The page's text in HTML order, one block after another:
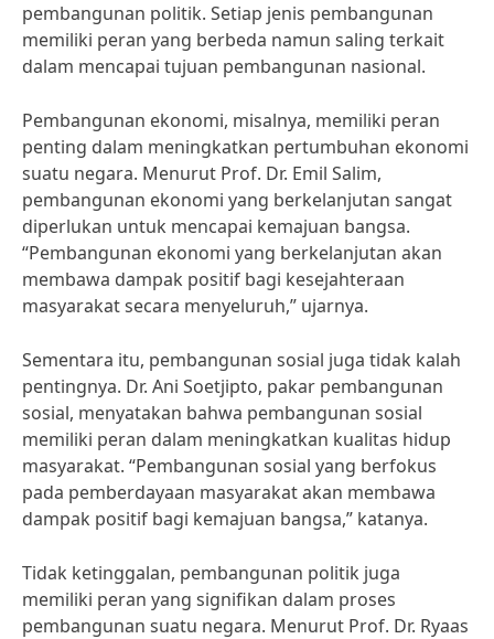
pembangunan politik. Setiap jenis pembangunan
memiliki peran yang berbeda namun saling terkait
dalam mencapai tujuan pembangunan nasional.
Pembangunan ekonomi, misalnya, memiliki peran
penting dalam meningkatkan pertumbuhan ekonomi
suatu negara. Menurut Prof. Dr. Emil Salim,
pembangunan ekonomi yang berkelanjutan sangat
diperlukan untuk mencapai kemajuan bangsa.
“Pembangunan ekonomi yang berkelanjutan akan
membawa dampak positif bagi kesejahteraan
masyarakat secara menyeluruh,” ujarnya.
Sementara itu, pembangunan sosial juga tidak kalah
pentingnya. Dr. Ani Soetjipto, pakar pembangunan
sosial, menyatakan bahwa pembangunan sosial
memiliki peran dalam meningkatkan kualitas hidup
masyarakat. “Pembangunan sosial yang berfokus
pada pemberdayaan masyarakat akan membawa
dampak positif bagi kemajuan bangsa,” katanya.
Tidak ketinggalan, pembangunan politik juga
memiliki peran yang signifikan dalam proses
pembangunan suatu negara. Menurut Prof. Dr. Ryaas